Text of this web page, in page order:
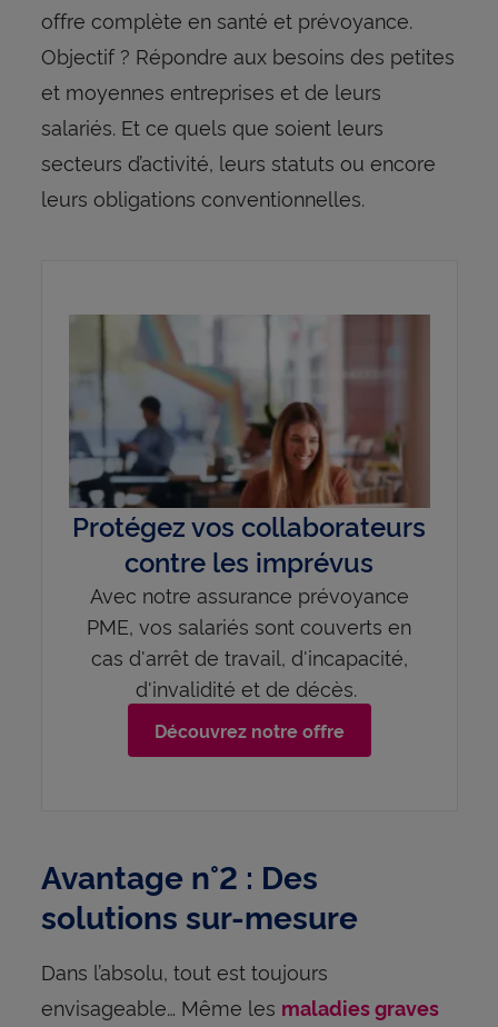
offre complète en santé et prévoyance.
Objectif ? Répondre aux besoins des petites
et moyennes entreprises et de leurs
salariés. Et ce quels que soient leurs
secteurs d’activité, leurs statuts ou encore
leurs obligations conventionnelles.
Protégez vos collaborateurs
contre les imprévus
Avec notre assurance prévoyance
PME, vos salariés sont couverts en
cas d'arrêt de travail, d'incapacité,
d'invalidité et de décès.
Découvrez notre offre
Avantage n°2 : Des
solutions sur-mesure
Dans l’absolu, tout est toujours
envisageable… Même les maladies graves